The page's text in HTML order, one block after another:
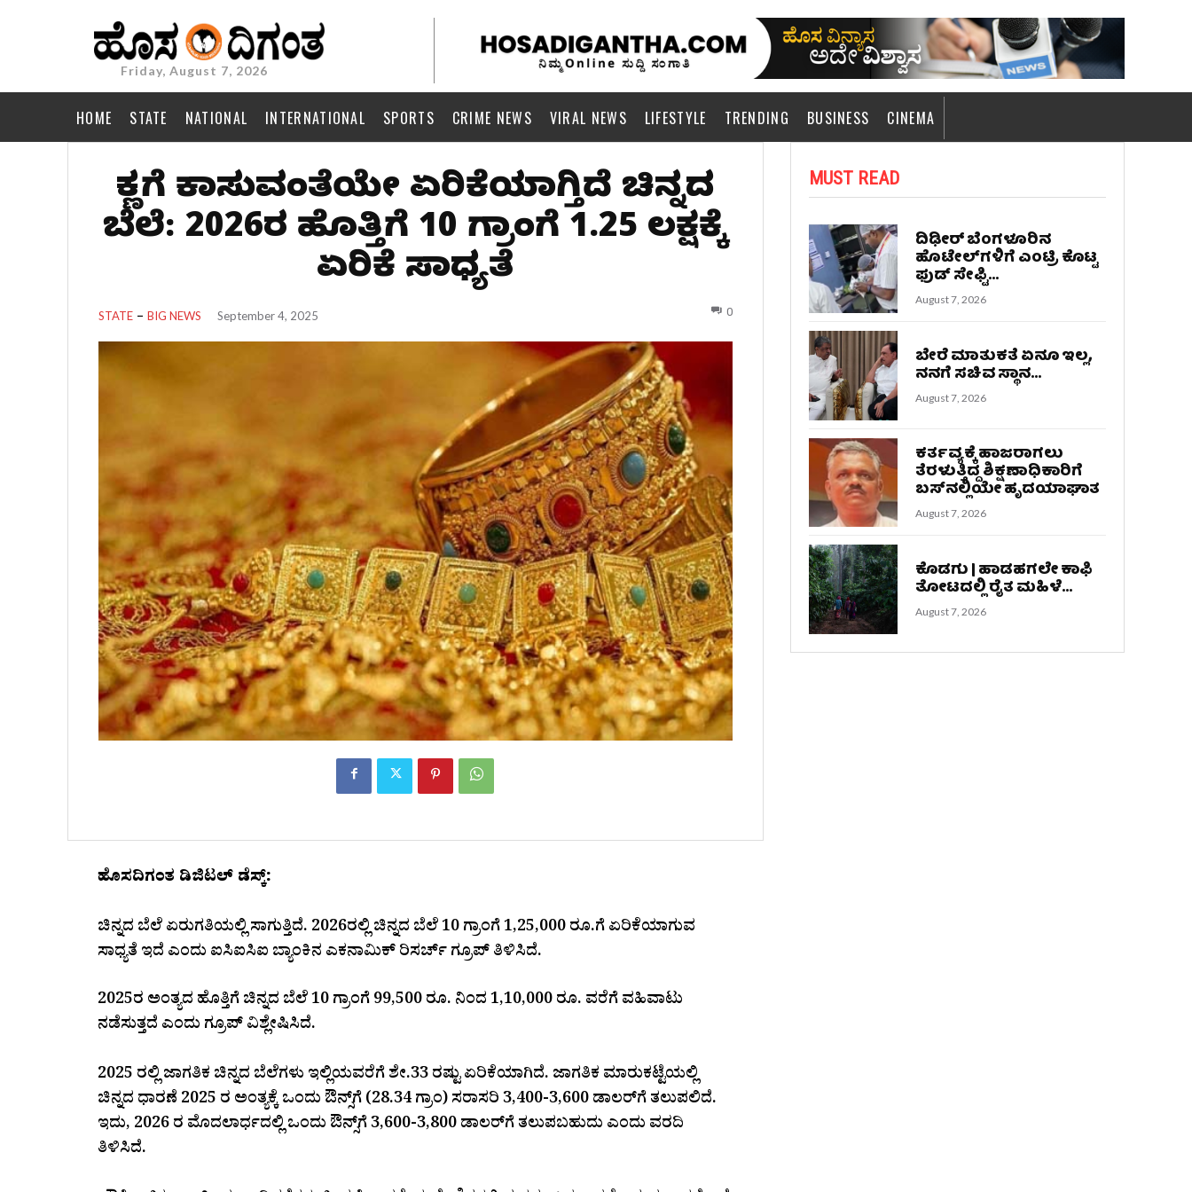
Friday, August 7, 2026
HOME STATE NATIONAL INTERNATIONAL SPORTS CRIME NEWS VIRAL NEWS LIFESTYLE TRENDING BUSINESS CINEMA
ಕಣ್ಣಿಗೆ ಕಾಣಿಸುವಂತೆಯೇ ಏರಿಕೆಯಾಗ್ತಿದೆ ಚಿನ್ನದ
ಬೆಲೆ: 2026ರ ಹೊತ್ತಿಗೆ 10 ಗ್ರಾಂಗೆ 1.25 ಲಕ್ಷಕ್ಕೆ
ಏರಿಕೆ ಸಾಧ್ಯತೆ
STATE BIG NEWS September 4, 2025 0
ಹೊಸದಿಗಂತ ಡಿಜಿಟಲ್‌ ಡೆಸ್ಕ್‌:
ಚಿನ್ನದ ಬೆಲೆ ಏರುಗತಿಯಲ್ಲಿ ಸಾಗುತ್ತಿದೆ. 2026ರಲ್ಲಿ ಚಿನ್ನದ ಬೆಲೆ 10 ಗ್ರಾಂಗೆ 1,25,000 ರೂ.ಗೆ ಏರಿಕೆಯಾಗುವ
ಸಾಧ್ಯತೆ ಇದೆ ಎಂದು ಐಸಿಐಸಿಐ ಬ್ಯಾಂಕಿನ ಎಕನಾಮಿಕ್‌ ರಿಸರ್ಚ್‌ ಗ್ರೂಪ್‌ ತಿಳಿಸಿದೆ.
2025ರ ಅಂತ್ಯದ ಹೊತ್ತಿಗೆ ಚಿನ್ನದ ಬೆಲೆ 10 ಗ್ರಾಂಗೆ 99,500 ರೂ. ನಿಂದ 1,10,000 ರೂ. ವರೆಗೆ ವಹಿವಾಟು
ನಡೆಸುತ್ತದೆ ಎಂದು ಗ್ರೂಪ್ ವಿಶ್ಲೇಷಿಸಿದೆ.
2025 ರಲ್ಲಿ ಜಾಗತಿಕ ಚಿನ್ನದ ಬೆಲೆಗಳು ಇಲ್ಲಿಯವರೆಗೆ ಶೇ.33 ರಷ್ಟು ಏರಿಕೆಯಾಗಿದೆ. ಜಾಗತಿಕ ಮಾರುಕಟ್ಟೆಯಲ್ಲಿ
ಚಿನ್ನದ ಧಾರಣೆ 2025 ರ ಅಂತ್ಯಕ್ಕೆ ಒಂದು ಔನ್ಸ್‌ಗೆ (28.34 ಗ್ರಾಂ) ಸರಾಸರಿ 3,400-3,600 ಡಾಲರ್‌ಗೆ ತಲುಪಲಿದೆ.
ಇದು, 2026 ರ ಮೊದಲಾರ್ಧದಲ್ಲಿ ಒಂದು ಔನ್ಸ್‌ಗೆ 3,600-3,800 ಡಾಲರ್‌ಗೆ ತಲುಪಬಹುದು ಎಂದು ವರದಿ
ತಿಳಿಸಿದೆ.
MUST READ
ದಿಢೀರ್‌ ಬೆಂಗಳೂರಿನ
ಹೊಟೇಲ್‌ಗಳಿಗೆ ಎಂಟ್ರಿ ಕೊಟ್ಟ
ಫುಡ್‌ ಸೇಫ್ಟಿ...
August 7, 2026
ಬೇರೆ ಮಾತುಕತೆ ಏನೂ ಇಲ್ಲ,
ನನಗೆ ಸಚಿವ ಸ್ಥಾನ...
August 7, 2026
ಕರ್ತವ್ಯಕ್ಕೆ ಹಾಜರಾಗಲು
ತೆರಳುತ್ತಿದ್ದ ಶಿಕ್ಷಣಾಧಿಕಾರಿಗೆ
ಬಸ್‌ನಲ್ಲಿಯೇ ಹೃದಯಾಘಾತ
August 7, 2026
ಕೊಡಗು | ಹಾಡಹಗಲೇ ಕಾಫಿ
ತೋಟದಲ್ಲಿ ರೈತ ಮಹಿಳೆ...
August 7, 2026